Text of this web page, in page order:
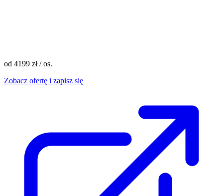
od 4199 zł/ os.
Zobacz ofertę i zapisz się